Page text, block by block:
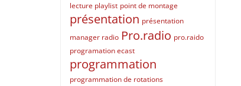
lecture playlist point de montage
présentation présentation
manager radio Pro.radio pro.raido
programation ecast
programmation
programmation de rotations